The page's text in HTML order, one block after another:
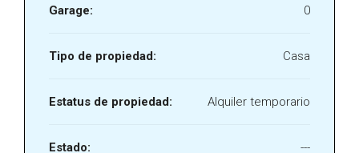
Garage: 0
Tipo de propiedad: Casa
Estatus de propiedad: Alquiler temporario
Estado: ---